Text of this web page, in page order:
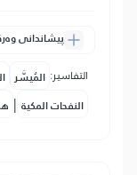
پیشاندانی
التفاسير: المُيسَّر
النفحات المكية |